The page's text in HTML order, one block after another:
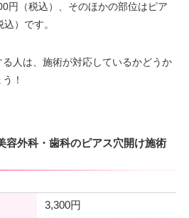
円（税込）、そのほかの部位はピア
）です。
人は、施術が対応しているかどうか
！
容外科・歯科のピアス穴開け施術
3,300円